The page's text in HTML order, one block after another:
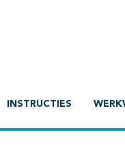
INSTRUCTIES